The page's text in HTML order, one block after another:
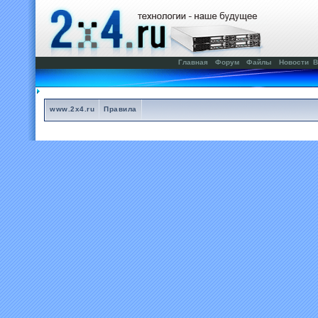
Главная Форум Файлы Новости
www.2x4.ru Правила